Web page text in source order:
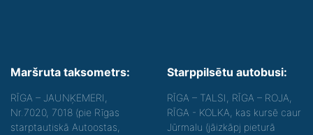
Maršruta taksometrs:
RĪGA – JAUNĶEMERI,
Nr.7020, 7018 (pie Rīgas
starptautiskā Autoostas,
Starppilsētu autobusi:
RĪGA – TALSI, RĪGA – ROJA,
RĪGA - KOLKA, kas kursē caur
Jūrmalu (jāizkāpj pieturā